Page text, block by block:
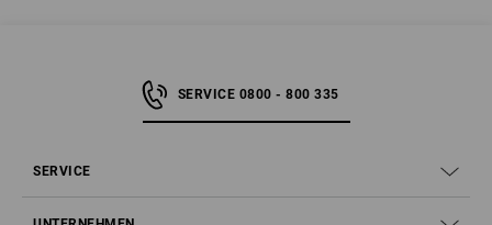
SERVICE 0800 - 800 335
SERVICE